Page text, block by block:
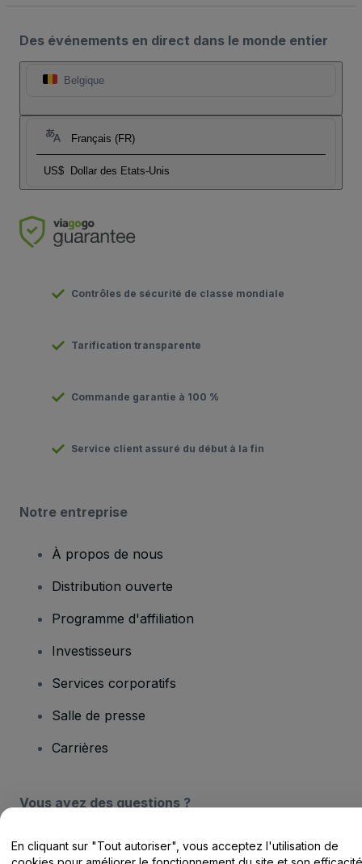
Des événements en direct dans le monde entier
Belgique
Français (FR)
US$ Dollar des Etats-Unis
Contrôles de sécurité de classe mondiale
Tarification transparente
Commande garantie à 100 %
Service client assuré du début à la fin
Notre entreprise
À propos de nous
Distribution ouverte
Programme d'affiliation
Investisseurs
Services corporatifs
Salle de presse
Carrières
Vous avez des questions ?
Centre d'assistance / Nous contacter
En cliquant sur "Tout autoriser", vous acceptez l'utilisation de